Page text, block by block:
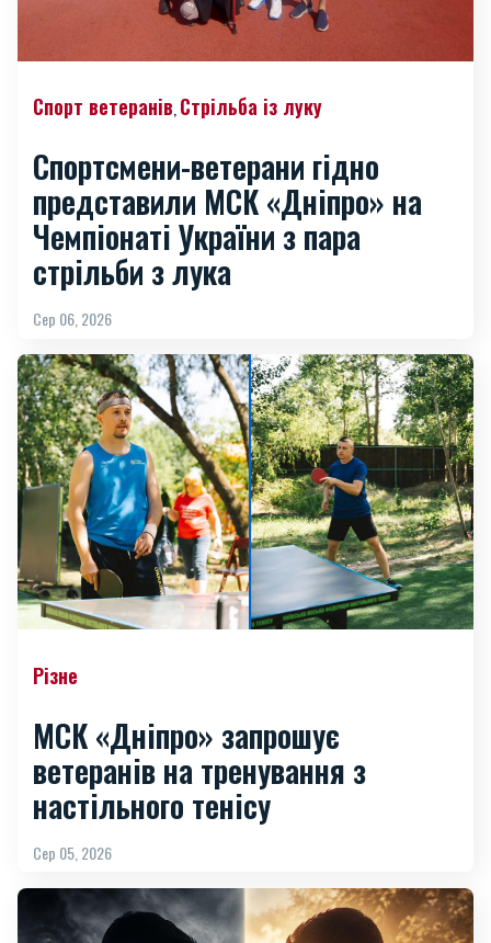
Спорт ветеранів Стрільба із луку
Спортсмени-ветерани гідно
представили МСК «Дніпро» на
Чемпіонаті України з пара
стрільби з лука
Сер 06, 2026
Різне
МСК «Дніпро» запрошує
ветеранів на тренування з
настільного тенісу
Сер 05, 2026